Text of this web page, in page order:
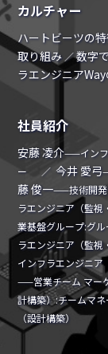
カルチャー
ハートビーツの
取り組み ／数字
ラエンジニア
社員紹介
安藤 凌介——インフ
ー
／今井 愛弓
藤 俊一——技術開発
ラエンジニア（監視
業基盤グループ:グ
ラエンジニア（監
インフラエンジニア
——営業チーム マー
計構築）:チームマ
（設計構築）